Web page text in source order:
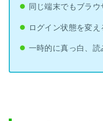
同じ端末でもブラ
ログイン状態を変
一時的に真っ白、